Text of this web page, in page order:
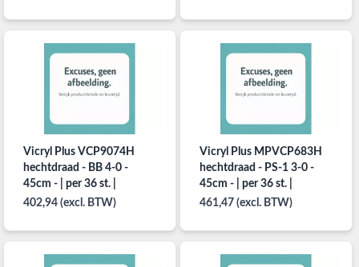
Vicryl Plus VCP9074H
hechtdraad - BB 4-0 -
45cm - | per 36 st. |
402,94 (excl. BTW)
Vicryl Plus MPVCP683H
hechtdraad - PS-1 3-0 -
45cm - | per 36 st. |
461,47 (excl. BTW)